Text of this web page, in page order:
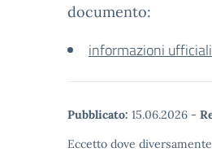
documento:
informazioni
Pubblicato: 15.06.2026 -
Eccetto dove